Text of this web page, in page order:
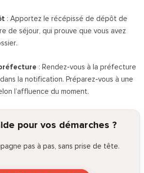
: Apportez le récépissé de dépôt de
de séjour, qui prouve que vous avez
: Rendez-vous à la préfecture
la notification. Préparez-vous à une
l’affluence du moment.
pour vos démarches ?
pas à pas, sans prise de tête.